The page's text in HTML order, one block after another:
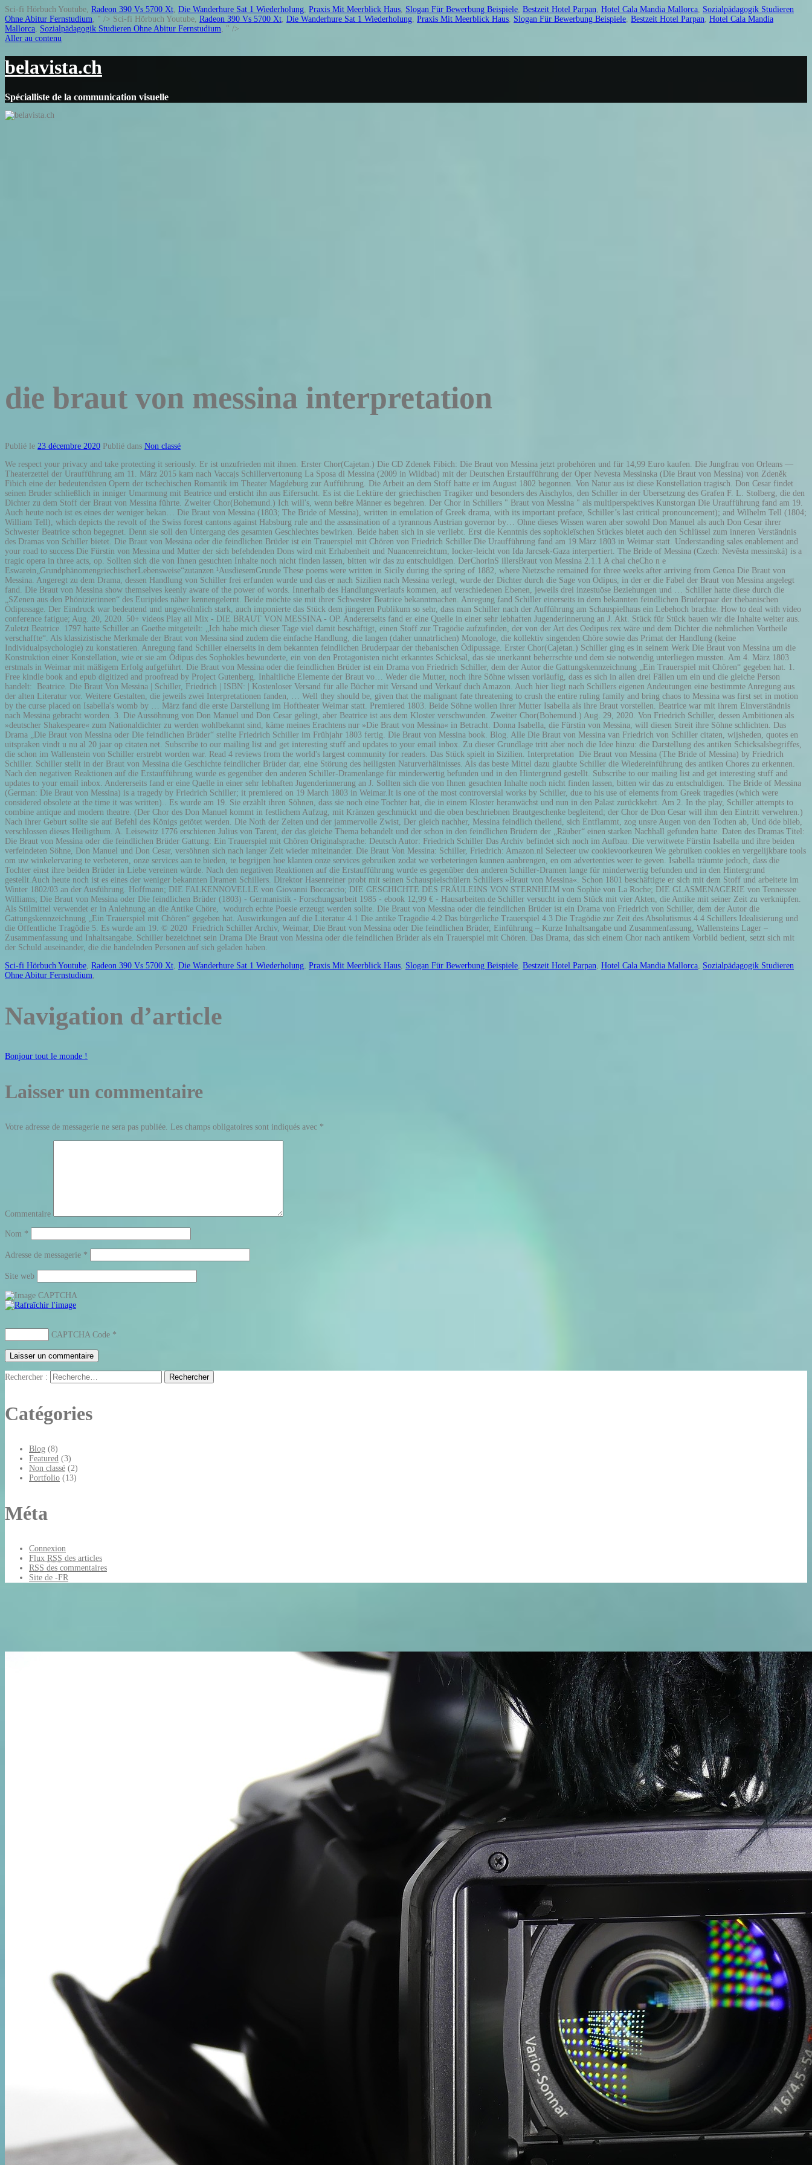
Sci-fi Hörbuch Youtube, Radeon 390 Vs 5700 Xt, Die Wanderhure Sat 1 Wiederholung, Praxis Mit Meerblick Haus, Slogan Für Bewerbung Beispiele, Bestzeit Hotel Parpan, Hotel Cala Mandia Mallorca, Sozialpädagogik Studieren
Ohne Abitur Fernstudium, " /> Sci-fi Hörbuch Youtube, Radeon 390 Vs 5700 Xt, Die Wanderhure Sat 1 Wiederholung, Praxis Mit Meerblick Haus, Slogan Für Bewerbung Beispiele, Bestzeit Hotel Parpan, Hotel Cala Mandia
Mallorca, Sozialpädagogik Studieren Ohne Abitur Fernstudium, " />
Aller au contenu
belavista.ch
Spécialliste de la communication visuelle
die braut von messina interpretation
Publié le 23 décembre 2020 Publié dans Non classé
We respect your privacy and take protecting it seriously. Er ist unzufrieden mit ihnen. Erster Chor(Cajetan.) Die CD Zdenek Fibich: Die Braut von Messina jetzt probehören und für 14,99 Euro kaufen. Die Jungfrau von Orleans — Theaterzettel der Uraufführung am 11. März 2015 kam nach Vaccajs Schillervertonung La Sposa di Messina (2009 in Wildbad) mit der Deutschen Erstaufführung der Oper Nevesta Messinska (Die Braut von Messina) von Zdeněk Fibich eine der bedeutendsten Opern der tschechischen Romantik im Theater Magdeburg zur Aufführung. Die Arbeit an dem Stoff hatte er im August 1802 begonnen. Von Natur aus ist diese Konstellation tragisch. Don Cesar findet seinen Bruder schließlich in inniger Umarmung mit Beatrice und ersticht ihn aus Eifersucht. Es ist die Lektüre der griechischen Tragiker und besonders des Aischylos, den Schiller in der Übersetzung des Grafen F. L. Stolberg, die den Dichter zu dem Stoff der Braut von Messina führte. Zweiter Chor(Bohemund.) Ich will's, wenn beßre Männer es begehren. Der Chor in Schillers " Braut von Messina " als multiperspektives Kunstorgan Die Uraufführung fand am 19. Auch heute noch ist es eines der weniger bekan… Die Braut von Messina (1803; The Bride of Messina), written in emulation of Greek drama, with its important preface, Schiller’s last critical pronouncement); and Wilhelm Tell (1804; William Tell), which depicts the revolt of the Swiss forest cantons against Habsburg rule and the assassination of a tyrannous Austrian governor by… Ohne dieses Wissen waren aber sowohl Don Manuel als auch Don Cesar ihrer Schwester Beatrice schon begegnet. Denn sie soll den Untergang des gesamten Geschlechtes bewirken. Beide haben sich in sie verliebt. Erst die Kenntnis des sophokleïschen Stückes bietet auch den Schlüssel zum inneren Verständnis des Dramas von Schiller bietet. Die Braut von Messina oder die feindlichen Brüder ist ein Trauerspiel mit Chören von Friedrich Schiller.Die Uraufführung fand am 19.März 1803 in Weimar statt. Understanding sales enablement and your road to success Die Fürstin von Messina und Mutter der sich befehdenden Dons wird mit Erhabenheit und Nuancenreichtum, locker-leicht von Ida Jarcsek-Gaza interpertiert. The Bride of Messina (Czech: Nevěsta messinská) is a tragic opera in three acts, op. Sollten sich die von Ihnen gesuchten Inhalte noch nicht finden lassen, bitten wir das zu entschuldigen. DerChorinS illersBraut von Messina 2.1.1 A chai cheCho n e Eswarein„GrundphänomengriechischerLebensweise“zutanzen.¹AusdiesemGrunde These poems were written in Sicily during the spring of 1882, where Nietzsche remained for three weeks after arriving from Genoa Die Braut von Messina. Angeregt zu dem Drama, dessen Handlung von Schiller frei erfunden wurde und das er nach Sizilien nach Messina verlegt, wurde der Dichter durch die Sage von Ödipus, in der er die Fabel der Braut von Messina angelegt fand. Die Braut von Messina show themselves keenly aware of the power of words. Innerhalb des Handlungsverlaufs kommen, auf verschiedenen Ebenen, jeweils drei inzestuöse Beziehungen und … Schiller hatte diese durch die „SZenen aus den Phönizierinnen“ des Euripides näher kennengelernt. Beide möchte sie mit ihrer Schwester Beatrice bekanntmachen. Anregung fand Schiller einerseits in dem bekannten feindlichen Bruderpaar der thebanischen Ödipussage. Der Eindruck war bedeutend und ungewöhnlich stark, auch imponierte das Stück dem jüngeren Publikum so sehr, dass man Schiller nach der Aufführung am Schauspielhaus ein Lebehoch brachte. How to deal with video conference fatigue; Aug. 20, 2020. 50+ videos Play all Mix - DIE BRAUT VON MESSINA - OP. Andererseits fand er eine Quelle in einer sehr lebhaften Jugenderinnerung an J. Akt. Stück für Stück bauen wir die Inhalte weiter aus. Zuletzt Beatrice. 1797 hatte Schiller an Goethe mitgeteilt: „Ich habe mich dieser Tage viel damit beschäftigt, einen Stoff zur Tragödie aufzufinden, der von der Art des Oedipus rex wäre und dem Dichter die nehmlichen Vortheile verschaffte“. Als klassizistische Merkmale der Braut von Messina sind zudem die einfache Handlung, die langen (daher unnatrlichen) Monologe, die kollektiv singenden Chöre sowie das Primat der Handlung (keine Individualpsychologie) zu konstatieren. Anregung fand Schiller einerseits in dem bekannten feindlichen Bruderpaar der thebanischen Ödipussage. Erster Chor(Cajetan.) Schiller ging es in seinem Werk Die Braut von Messina um die Konstruktion einer Konstellation, wie er sie am Ödipus des Sophokles bewunderte, ein von den Protago­nisten nicht erkanntes Schicksal, das sie unerkannt beherrschte und dem sie notwen­dig unterliegen mussten. Am 4. März 1803 erstmals in Weimar mit mäßigem Erfolg aufgeführt. Die Braut von Messina oder die feindlichen Brüder ist ein Drama von Friedrich Schiller, dem der Autor die Gattungskennzeichnung „Ein Trauerspiel mit Chören“ gegeben hat. 1. Free kindle book and epub digitized and proofread by Project Gutenberg. Inhaltliche Elemente der Braut vo… Weder die Mutter, noch ihre Söhne wissen vorläufig, dass es sich in allen drei Fällen um ein und die gleiche Person handelt: Beatrice. Die Braut Von Messina | Schiller, Friedrich | ISBN: | Kostenloser Versand für alle Bücher mit Versand und Verkauf duch Amazon. Auch hier liegt nach Schillers eigenen Andeutungen eine bestimmte Anregung aus der alten Literatur vor. Weitere Gestalten, die jeweils zwei Interpretationen fanden, … Well they should be, given that the malignant fate threatening to crush the entire ruling family and bring chaos to Messina was first set in motion by the curse placed on Isabella's womb by … März fand die erste Darstellung im Hoftheater Weimar statt. Premiered 1803. Beide Söhne wollen ihrer Mutter Isabella als ihre Braut vorstellen. Beatrice war mit ihrem Einverständnis nach Messina gebracht worden. 3. Die Aussöhnung von Don Manuel und Don Cesar gelingt, aber Beatrice ist aus dem Kloster verschwunden. Zweiter Chor(Bohemund.) Aug. 29, 2020. Von Friedrich Schiller, dessen Ambitionen als »deutscher Shakespeare« zum Nationaldichter zu werden wohlbekannt sind, käme meines Erachtens nur »Die Braut von Messina« in Betracht. Donna Isabella, die Fürstin von Messina, will diesen Streit ihre Söhne schlichten. Das Drama „Die Braut von Messina oder Die feindlichen Brüder“ stellte Friedrich Schiller im Frühjahr 1803 fertig. Die Braut von Messina book. Blog. Alle Die Braut von Messina van Friedrich von Schiller citaten, wijsheden, quotes en uitspraken vindt u nu al 20 jaar op citaten.net. Subscribe to our mailing list and get interesting stuff and updates to your email inbox. Zu dieser Grundlage tritt aber noch die Idee hinzu: die Darstellung des antiken Schicksalsbegriffes, die schon im Wallenstein von Schiller erstrebt worden war. Read 4 reviews from the world's largest community for readers. Das Stück spielt in Sizilien. Interpretation Die Braut von Messina (The Bride of Messina) by Friedrich Schiller. Schiller stellt in der Braut von Messina die Geschichte feindlicher Brüder dar, eine Störung des heiligsten Naturverhältnisses. Als das beste Mittel dazu glaubte Schiller die Wiedereinführung des antiken Chores zu erkennen. Nach den negativen Reaktionen auf die Erstaufführung wurde es gegenüber den anderen Schiller-Dramenlange für minderwertig befunden und in den Hintergrund gestellt. Subscribe to our mailing list and get interesting stuff and updates to your email inbox. Andererseits fand er eine Quelle in einer sehr lebhaften Jugenderinnerung an J. Sollten sich die von Ihnen gesuchten Inhalte noch nicht finden lassen, bitten wir das zu entschuldigen. The Bride of Messina (German: Die Braut von Messina) is a tragedy by Friedrich Schiller; it premiered on 19 March 1803 in Weimar.It is one of the most controversial works by Schiller, due to his use of elements from Greek tragedies (which were considered obsolete at the time it was written).. Es wurde am 19. Sie erzählt ihren Söhnen, dass sie noch eine Tochter hat, die in einem Kloster heranwächst und nun in den Palast zurückkehrt. Am 2. In the play, Schiller attempts to combine antique and modern theatre. (Der Chor des Don Manuel kommt in festlichem Aufzug, mit Kränzen geschmückt und die oben beschriebnen Brautgeschenke begleitend; der Chor de Don Cesar will ihm den Eintritt verwehren.) Nach ihrer Geburt sollte sie auf Befehl des Königs getötet werden. Die Noth der Zeiten und der jammervolle Zwist, Der gleich nachher, Messina feindlich theilend, sich Entflammt, zog unsre Augen von den Todten ab, Und öde blieb, verschlossen dieses Heiligthum. A. Leisewitz 1776 erschienen Julius von Tarent, der das gleiche Thema behandelt und der schon in den feindlichen Brüdern der „Räuber“ einen starken Nachhall gefunden hatte. Daten des Dramas Titel: Die Braut von Messina oder die feindlichen Brüder Gattung: Ein Trauerspiel mit Chören Originalsprache: Deutsch Autor: Friedrich Schiller Das Archiv befindet sich noch im Aufbau. Die verwitwete Fürstin Isabella und ihre beiden verfeindeten Söhne, Don Manuel und Don Cesar, versöhnen sich nach langer Zeit wieder miteinander. Die Braut Von Messina: Schiller, Friedrich: Amazon.nl Selecteer uw cookievoorkeuren We gebruiken cookies en vergelijkbare tools om uw winkelervaring te verbeteren, onze services aan te bieden, te begrijpen hoe klanten onze services gebruiken zodat we verbeteringen kunnen aanbrengen, en om advertenties weer te geven. Isabella träumte jedoch, dass die Tochter einst ihre beiden Brüder in Liebe vereinen würde. Nach den negativen Reaktionen auf die Erstaufführung wurde es gegenüber den anderen Schiller-Dramen lange für minderwertig befunden und in den Hintergrund gestellt.Auch heute noch ist es eines der weniger bekannten Dramen Schillers. Direktor Hasenreiner probt mit seinen Schauspielschülern Schillers »Braut von Messina«. Schon 1801 beschäftigte er sich mit dem Stoff und arbeitete im Winter 1802/03 an der Ausführung. Hoffmann; DIE FALKENNOVELLE von Giovanni Boccaccio; DIE GESCHICHTE DES FRÄULEINS VON STERNHE
Sci-fi Hörbuch Youtube, Radeon 390 Vs 5700 Xt, Die Wanderhure Sat 1 Wiederholung, Praxis Mit Meerblick Haus, Slogan Für Bewerbung Beispiele, Bestzeit Hotel Parpan, Hotel Cala Mandia Mallorca, Sozialpädagogik Studieren
Ohne Abitur Fernstudium,
Navigation d’article
Bonjour tout le monde !
Laisser un commentaire
Votre adresse de messagerie ne sera pas publiée. Les champs obligatoires sont indiqués avec *
Commentaire
Nom *
Adresse de messagerie *
Site web
CAPTCHA Code *
Rechercher :
Catégories
Blog (8)
Featured (3)
Non classé (2)
Portfolio (13)
Méta
Connexion
Flux RSS des articles
RSS des commentaires
Site de -FR